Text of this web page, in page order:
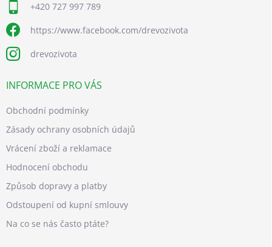
+420 727 997 789
https://www.facebook.com/drevozivota
drevozivota
INFORMACE PRO VÁS
Obchodní podmínky
Zásady ochrany osobních údajů
Vrácení zboží a reklamace
Hodnocení obchodu
Způsob dopravy a platby
Odstoupení od kupní smlouvy
Na co se nás často ptáte?